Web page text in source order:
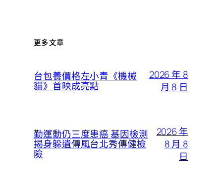
更多文章
台包養價格左小青《機械
貓》首映成亮點
2026 年 8
月 8 日
勤運動仍三度患癌 基因檢測
揭身躲遺傳風台北秀傳健檢
險
2026 年
8 月 8
日